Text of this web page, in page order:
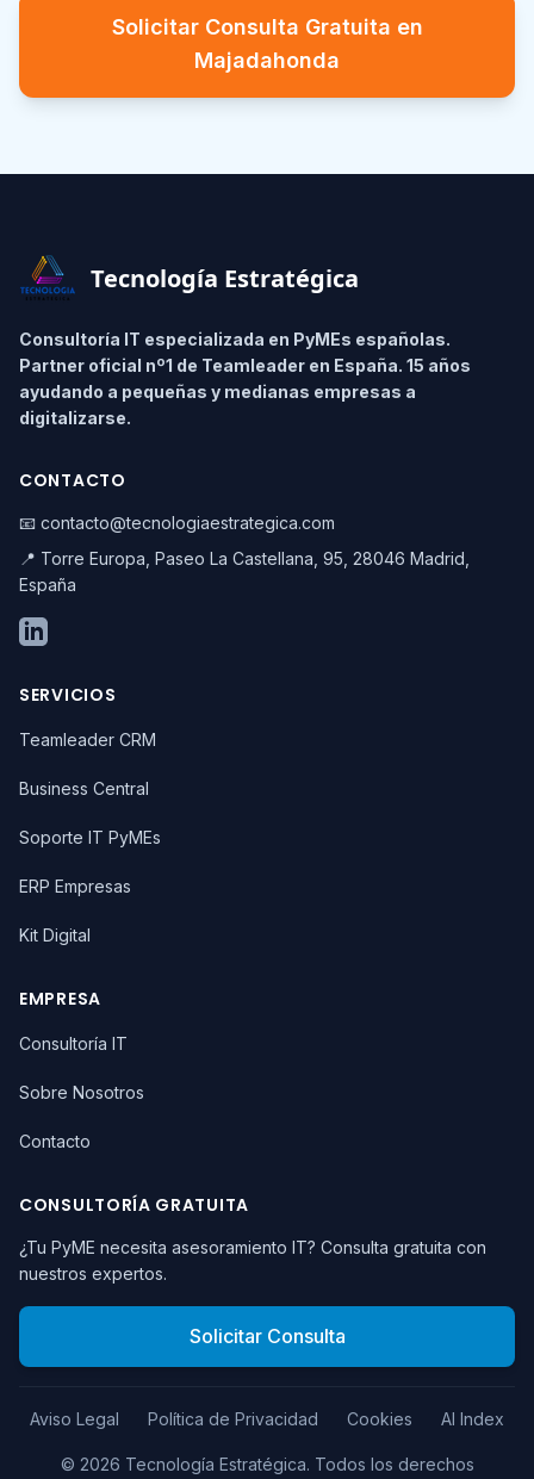
Solicitar Consulta Gratuita en
Majadahonda
Tecnología Estratégica
Consultoría IT especializada en PyMEs españolas.
Partner oficial nº1 de Teamleader en España. 15 años
ayudando a pequeñas y medianas empresas a
digitalizarse.
CONTACTO
📧 contacto@tecnologiaestrategica.com
📍 Torre Europa, Paseo La Castellana, 95, 28046 Madrid,
España
SERVICIOS
Teamleader CRM
Business Central
Soporte IT PyMEs
ERP Empresas
Kit Digital
EMPRESA
Consultoría IT
Sobre Nosotros
Contacto
CONSULTORÍA GRATUITA
¿Tu PyME necesita asesoramiento IT? Consulta gratuita con
nuestros expertos.
Solicitar Consulta
Aviso Legal Política de Privacidad Cookies AI Index
© 2026 Tecnología Estratégica. Todos los derechos